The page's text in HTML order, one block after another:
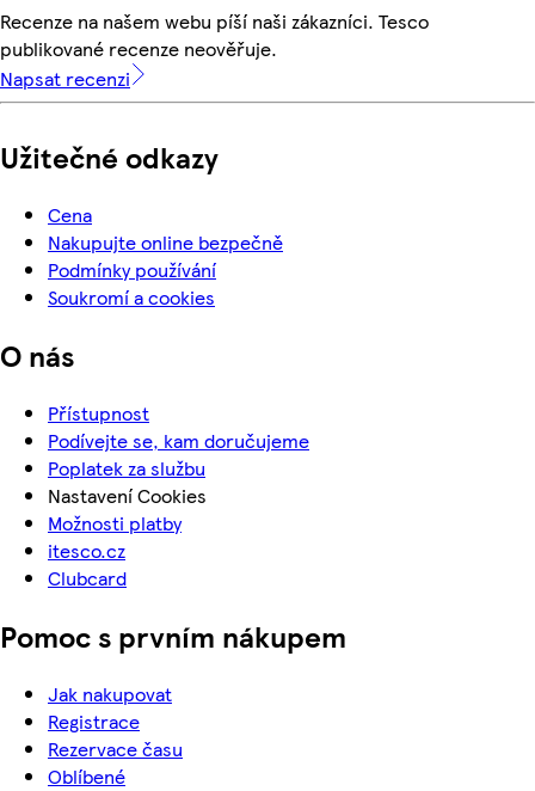
Recenze na našem webu píší naši zákazníci. Tesco
publikované recenze neověřuje.
Napsat recenzi
Užitečné odkazy
Cena
Nakupujte online bezpečně
Podmínky používání
Soukromí a cookies
O nás
Přístupnost
Podívejte se, kam doručujeme
Poplatek za službu
Nastavení Cookies
Možnosti platby
itesco.cz
Clubcard
Pomoc s prvním nákupem
Jak nakupovat
Registrace
Rezervace času
Oblíbené